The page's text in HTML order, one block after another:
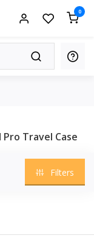
0
Travel Case
Filters